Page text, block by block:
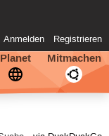
Anmelden Registrieren
Planet Mitmachen